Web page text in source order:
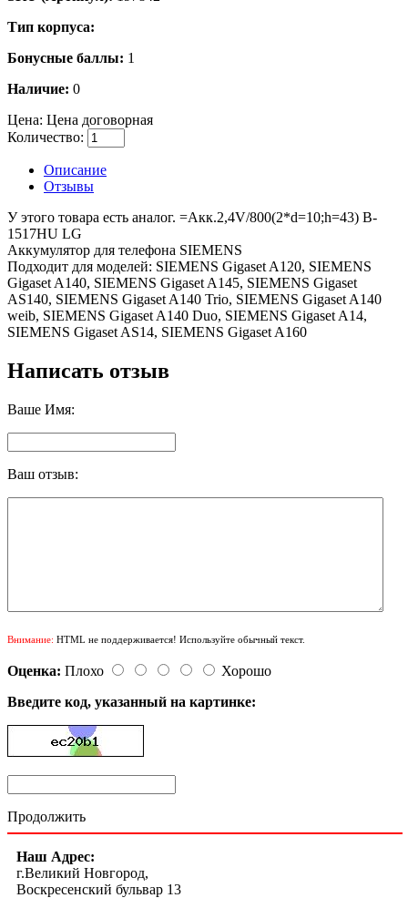
Тип корпуса:
Бонусные баллы: 1
Наличие: 0
Цена: Цена договорная
Количество:
Описание
Отзывы
У этого товара есть аналог. =Акк.2,4V/800(2*d=10;h=43) B-
1517HU LG
Aккумулятор для телефона SIEMENS
Подходит для моделей: SIEMENS Gigaset A120, SIEMENS
Gigaset A140, SIEMENS Gigaset A145, SIEMENS Gigaset
AS140, SIEMENS Gigaset A140 Trio, SIEMENS Gigaset A140
weib, SIEMENS Gigaset A140 Duo, SIEMENS Gigaset A14,
SIEMENS Gigaset AS14, SIEMENS Gigaset A160
Написать отзыв
Ваше Имя:
Ваш отзыв:
Внимание: HTML не поддерживается! Используйте обычный текст.
Оценка: Плохо
Хорошо
Введите код, указанный на картинке:
Продолжить
Наш Адрес:
г.Великий Новгород,
Воскресенский бульвар 13